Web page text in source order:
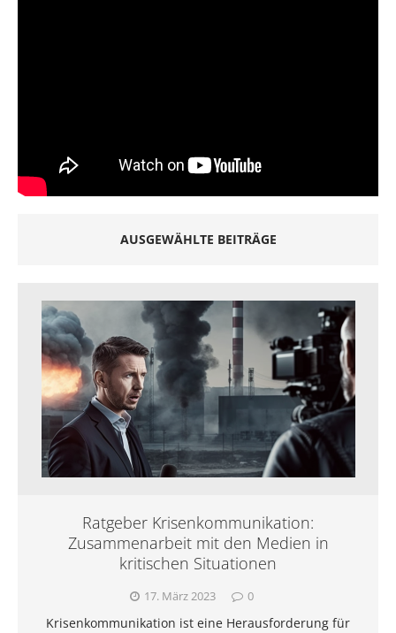
AUSGEWÄHLTE BEITRÄGE
Ratgeber Krisenkommunikation:
Zusammenarbeit mit den Medien in
kritischen Situationen
17. März 2023 0
Krisenkommunikation ist eine Herausforderung für